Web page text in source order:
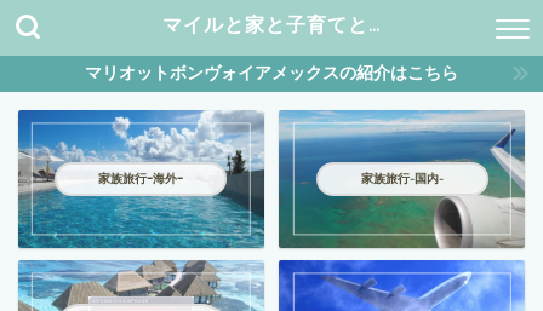
マイルと家と子育てと…
マリオットボンヴォイアメックスの紹介はこちら
家族旅行ｰ海外ｰ 家族旅行-国内-